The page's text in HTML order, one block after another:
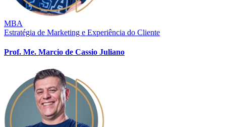
MBA
Estratégia de Marketing e Experiência do Cliente
Prof. Me. Marcio de Cassio Juliano